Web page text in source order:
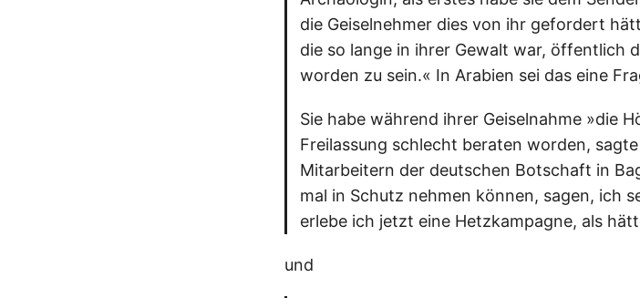
die Geiselnehmer dies von ihr gefordert
die so lange in ihrer Gewalt war, öffentlich
worden zu sein.« In Arabien sei das eine
Sie habe während ihrer Geiselnahme »die
Freilassung schlecht beraten worden,
Mitarbeitern der deutschen Botschaft in
mal in Schutz nehmen können, sagen, ich
erlebe ich jetzt eine Hetzkampagne, als
und